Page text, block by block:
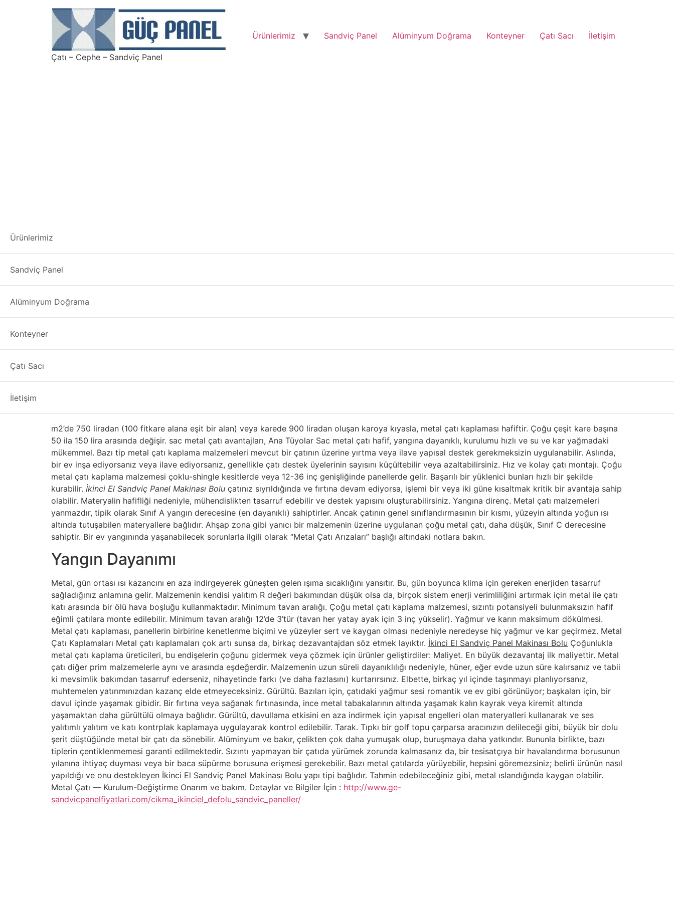
Çatı – Cephe – Sandviç Panel
Ürünlerimiz Sandviç Panel Alüminyum Doğrama Konteyner Çatı Sacı İletişim
Ürünlerimiz
Sandviç Panel
Alüminyum Doğrama
Konteyner
Çatı Sacı
İletişim
İkinci El Sandviç Panel Makinası Bolu
türlerini firmamızla tedarik edebilirsiniz. Metal çatı satın almak istiyorsanız, metalin artı ve eksilerini, asfalt, ahşap ve fayans gibi diğer daha yaygın çatı
materyalleri ile tartmak önemlidir. Burada, çelik, alüminyum ve diğer metal çatılığın bazı avantaj ve dezavantajlarına yakından bakılıyor. ayaklı dikiş sac
metal çatı kaplama Mimarlar Dik durgun metal çatı kapakları bu tatil evi, dayanıklı, hafif, yangına dayanıklı koruma sağlar. Mimarlar Metal Çatı Kaplama
döndürür. Boya kaplamaları tipik olarak 30 yıllık sınırlı bir garantiye sahiptir.
m2’de 750 liradan (100 fitkare alana eşit bir alan) veya karede 900 liradan oluşan karoya kıyasla, metal çatı kaplaması hafiftir. Çoğu çeşit kare başına
50 ila 150 lira arasında değişir. sac metal çatı avantajları, Ana Tüyolar Sac metal çatı hafif, yangına dayanıklı, kurulumu hızlı ve su ve kar yağmadaki
mükemmel. Bazı tip metal çatı kaplama malzemeleri mevcut bir çatının üzerine yırtma veya ilave yapısal destek gerekmeksizin uygulanabilir. Aslında,
bir ev inşa ediyorsanız veya ilave ediyorsanız, genellikle çatı destek üyelerinin sayısını küçültebilir veya azaltabilirsiniz. Hız ve kolay çatı montajı. Çoğu
metal çatı kaplama malzemesi çoklu-shingle kesitlerde veya 12-36 inç genişliğinde panellerde gelir. Başarılı bir yüklenici bunları hızlı bir şekilde
kurabilir. İkinci El Sandviç Panel Makinası Bolu çatınız sıyrıldığında ve fırtına devam ediyorsa, işlemi bir veya iki güne kısaltmak kritik bir avantaja sahip
olabilir. Materyalin hafifliği nedeniyle, mühendislikten tasarruf edebilir ve destek yapısını oluşturabilirsiniz. Yangına direnç. Metal çatı malzemeleri
yanmazdır, tipik olarak Sınıf A yangın derecesine (en dayanıklı) sahiptirler. Ancak çatının genel sınıflandırmasının bir kısmı, yüzeyin altında yoğun ısı
altında tutuşabilen materyallere bağlıdır. Ahşap zona gibi yanıcı bir malzemenin üzerine uygulanan çoğu metal çatı, daha düşük, Sınıf C derecesine
sahiptir. Bir ev yangınında yaşanabilecek sorunlarla ilgili olarak “Metal Çatı Arızaları” başlığı altındaki notlara bakın.
Yangın Dayanımı
Metal, gün ortası ısı kazancını en aza indirgeyerek güneşten gelen ışıma sıcaklığını yansıtır. Bu, gün boyunca klima için gereken enerjiden tasarruf
sağladığınız anlamına gelir. Malzemenin kendisi yalıtım R değeri bakımından düşük olsa da, birçok sistem enerji verimliliğini artırmak için metal ile çatı
katı arasında bir ölü hava boşluğu kullanmaktadır. Minimum tavan aralığı. Çoğu metal çatı kaplama malzemesi, sızıntı potansiyeli bulunmaksızın hafif
eğimli çatılara monte edilebilir. Minimum tavan aralığı 12’de 3’tür (tavan her yatay ayak için 3 inç yükselir). Yağmur ve karın maksimum dökülmesi.
Metal çatı kaplaması, panellerin birbirine kenetlenme biçimi ve yüzeyler sert ve kaygan olması nedeniyle neredeyse hiç yağmur ve kar geçirmez. Metal
Çatı Kaplamaları Metal çatı kaplamaları çok artı sunsa da, birkaç dezavantajdan söz etmek layıktır. İkinci El Sandviç Panel Makinası Bolu Çoğunlukla
metal çatı kaplama üreticileri, bu endişelerin çoğunu gidermek veya çözmek için ürünler geliştirdiler: Maliyet. En büyük dezavantaj ilk maliyettir. Metal
çatı diğer prim malzemelerle aynı ve arasında eşdeğerdir. Malzemenin uzun süreli dayanıklılığı nedeniyle, hüner, eğer evde uzun süre kalırsanız ve tabii
ki mevsimlik bakımdan tasarruf ederseniz, nihayetinde farkı (ve daha fazlasını) kurtarırsınız. Elbette, birkaç yıl içinde taşınmayı planlıyorsanız,
muhtemelen yatırımınızdan kazanç elde etmeyeceksiniz. Gürültü. Bazıları için, çatıdaki yağmur sesi romantik ve ev gibi görünüyor; başkaları için, bir
davul içinde yaşamak gibidir. Bir fırtına veya sağanak fırtınasında, ince metal tabakalarının altında yaşamak kalın kayrak veya kiremit altında
yaşamaktan daha gürültülü olmaya bağlıdır. Gürültü, davullama etkisini en aza indirmek için yapısal engelleri olan materyalleri kullanarak ve ses
yalıtımlı yalıtım ve katı kontrplak kaplamaya uygulayarak kontrol edilebilir. Tarak. Tıpkı bir golf topu çarparsa aracınızın delileceği gibi, büyük bir dolu
şerit düştüğünde metal bir çatı da sönebilir. Alüminyum ve bakır, çelikten çok daha yumuşak olup, buruşmaya daha yatkındır. Bununla birlikte, bazı
tiplerin çentiklenmemesi garanti edilmektedir. Sızıntı yapmayan bir çatıda yürümek zorunda kalmasanız da, bir tesisatçıya bir havalandırma borusunun
yılanına ihtiyaç duyması veya bir baca süpürme borusuna erişmesi gerekebilir. Bazı metal çatılarda yürüyebilir, hepsini göremezsiniz; belirli ürünün nasıl
yapıldığı ve onu destekleyen İkinci El Sandviç Panel Makinası Bolu yapı tipi bağlıdır. Tahmin edebileceğiniz gibi, metal ıslandığında kaygan olabilir.
Metal Çatı — Kurulum-Değiştirme Onarım ve bakım. Detaylar ve Bilgiler İçin : http://www.ge-
sandvicpanelfiyatlari.com/cikma_ikinciel_defolu_sandvic_paneller/